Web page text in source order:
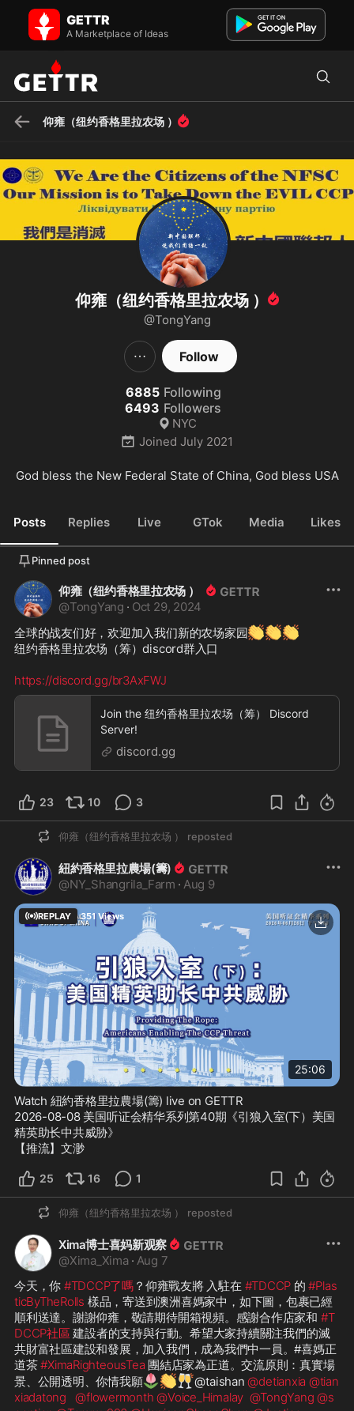
仰雍（纽约香格里拉农场 ） on GETTR - Profile and Posts
God bless the New Federal State of China, God bless USA
GETTR
A Marketplace of Ideas
仰雍（纽约香格里拉农场 ）
仰雍（纽约香格里拉农场 ）
@TongYang
Follow
6885 Following
6493 Followers
NYC
Joined July 2021
God bless the New Federal State of China, God bless USA
Posts Replies Live GTok Media Likes
Pinned post
仰雍（纽约香格里拉农场 ）
@TongYang · Oct 29, 2024
全球的战友们好，欢迎加入我们新的农场家园👏👏👏
纽约香格里拉农场（筹）discord群入口
https://discord.gg/br3AxFWJ
Join the 纽约香格里拉农场（筹） Discord
Server!
discord.gg
23 10 3
仰雍（纽约香格里拉农场 ） reposted
紐約香格里拉農場(籌)
@NY_Shangrila_Farm · Aug 9
Watch 紐約香格里拉農場(籌) live on GETTR
2026-08-08 美国听证会精华系列第40期《引狼入室(下）美国
精英助长中共威胁》
【推流】文渺
REPLAY 351Views
25:06
25 16 1
仰雍（纽约香格里拉农场 ） reposted
Xima博士喜妈新观察
@Xima_Xima · Aug 7
今天，你 #TDCCP了嗎 ？仰雍戰友將 入駐在 #TDCCP 的 #Plas
ticByTheRolls 樣品，寄送到澳洲喜媽家中，如下圖，包裹已經
順利送達。謝謝仰雍，敬請期待開箱視頻。感謝合作店家和 #T
DCCP社區 建設者的支持與行動。希望大家持續關注我們的滅
共財富社區建設和發展，加入我們，成為我們中一員。#喜媽正
道茶 #XimaRighteousTea 團結店家為正道。交流原則：真實場
景、公開透明、你情我願🌷👏🥂@taishan @detianxia @tian
xiadatong
@flowermonth @Voice_Himalay @TongYang @s